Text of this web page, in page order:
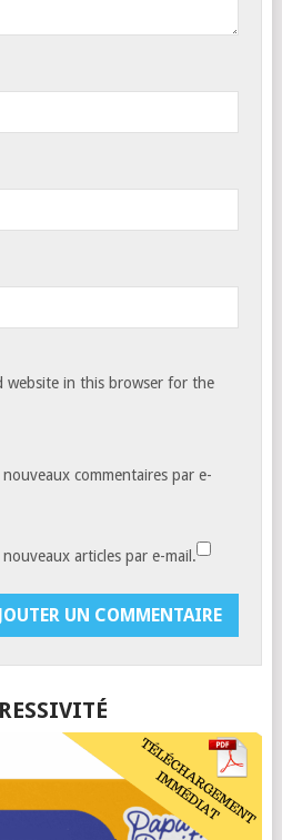
website in this browser for the
commentaires par e-
articles par e-mail.